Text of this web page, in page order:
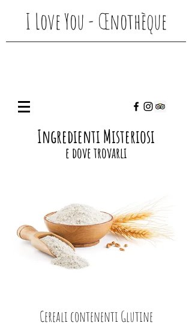
I Love You - Œnothèque
Cereali contenenti Glutine
Ingredienti Misteriosi
e dove trovarli